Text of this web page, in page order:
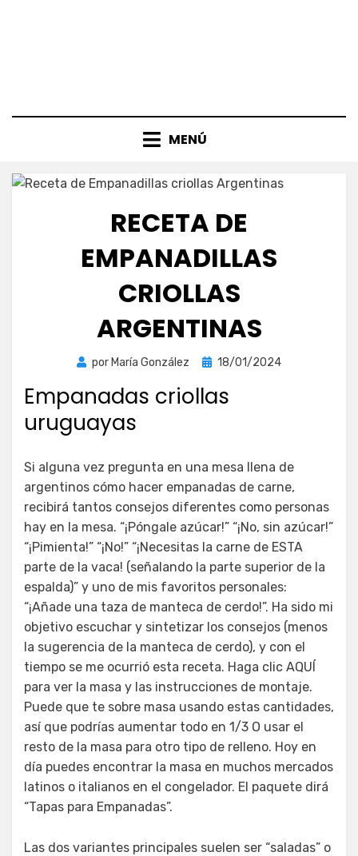
MENÚ
RECETA DE
EMPANADILLAS
CRIOLLAS
ARGENTINAS
por María González
Publicada
18/01/2024
Empanadas criollas
uruguayas
Si alguna vez pregunta en una mesa llena de
argentinos cómo hacer empanadas de carne,
recibirá tantos consejos diferentes como personas
hay en la mesa. “¡Póngale azúcar!” “¡No, sin azúcar!”
“¡Pimienta!” “¡No!” “¡Necesitas la carne de ESTA
parte de la vaca! (señalando la parte superior de la
espalda)” y uno de mis favoritos personales:
“¡Añade una taza de manteca de cerdo!”. Ha sido mi
objetivo escuchar y sintetizar los consejos (menos
la sugerencia de la manteca de cerdo), y con el
tiempo se me ocurrió esta receta. Haga clic AQUÍ
para ver la masa y las instrucciones de montaje.
Puede que te sobre masa usando estas cantidades,
así que podrías aumentar todo en 1/3 O usar el
resto de la masa para otro tipo de relleno. Hoy en
día puedes encontrar la masa en muchos mercados
latinos o italianos en el congelador. El paquete dirá
“Tapas para Empanadas”.
Las dos variantes principales suelen ser “saladas” o